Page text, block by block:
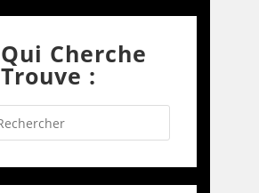
Qui Cherche
Trouve :